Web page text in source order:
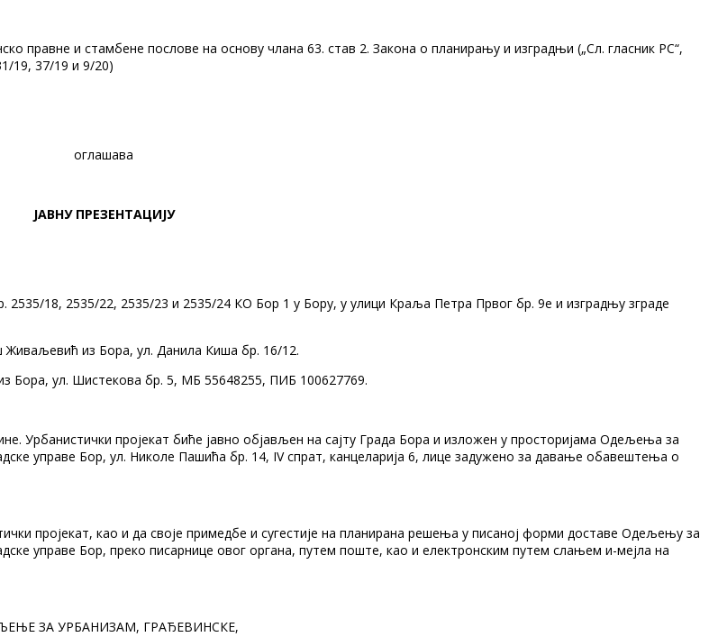
правне и стамбене послове на основу члана 63. став 2. Закона о планирању и изградњи („Сл. гласник РС“,
19, 37/19 и 9/20)
оглашава
ЈАВНУ ПРЕЗЕНТАЦИЈУ
2535/18, 2535/22, 2535/23 и 2535/24 КО Бор 1 у Бору, у улици Краља Петра Првог бр. 9е и изградњу зграде
из Бора, ул. Данила Киша бр. 16/12.
Бора, ул. Шистекова бр. 5, МБ 55648255, ПИБ 100627769.
Урбанистички пројекат биће јавно објављен на сајту Града Бора и изложен у просторијама Одељења за
управе Бор, ул. Николе Пашића бр. 14, IV спрат, канцеларија 6, лице задужено за давање обавештења о
пројекaт, као и да своје примедбе и сугестије на планирана решења у писаној форми доставе Одељењу за
управе Бор, преко писарнице овог органа, путем поште, као и електронским путем слањем и-мејла на
ЗА УРБАНИЗАМ, ГРАЂЕВИНСКЕ,